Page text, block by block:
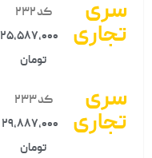
سری
تجاری
کد 232
25,587,000
تومان
سری
تجاری
کد 233
29,887,000
تومان